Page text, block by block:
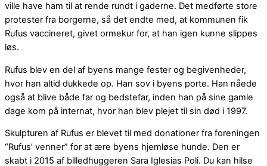
ville have ham til at rende rundt i gaderne. Det medførte store
protester fra borgerne, så det endte med, at kommunen fik
Rufus vaccineret, givet ormekur for, at han igen kunne slippes
løs.
Rufus blev en del af byens mange fester og begivenheder,
hvor han altid dukkede op. Han sov i byens porte. Han nåede
også at blive både far og bedstefar, inden han på sine gamle
dage kom på internat, hvor han blev plejet til sin død i 1997.
Skulpturen af Rufus er blevet til med donationer fra foreningen
“Rufus’ venner” for at ære byens hjemløse hunde. Den er
skabt i 2015 af billedhuggeren Sara Iglesias Poli. Du kan hilse